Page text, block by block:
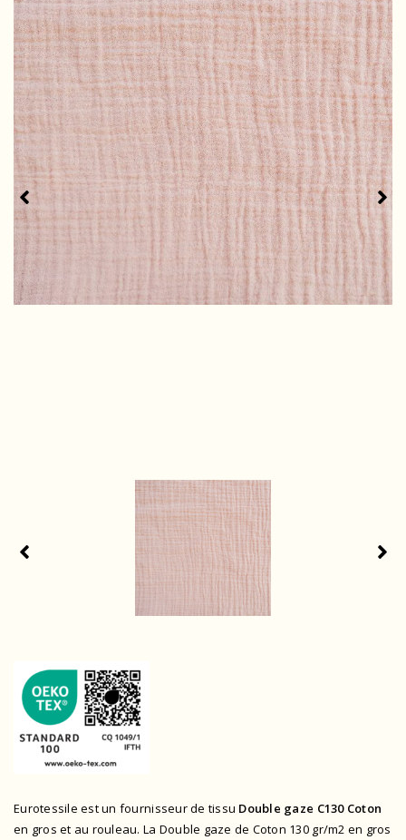
Eurotessile est un fournisseur de tissu Double gaze C130 Coton
en gros et au rouleau. La Double gaze de Coton 130 gr/m2 en gros